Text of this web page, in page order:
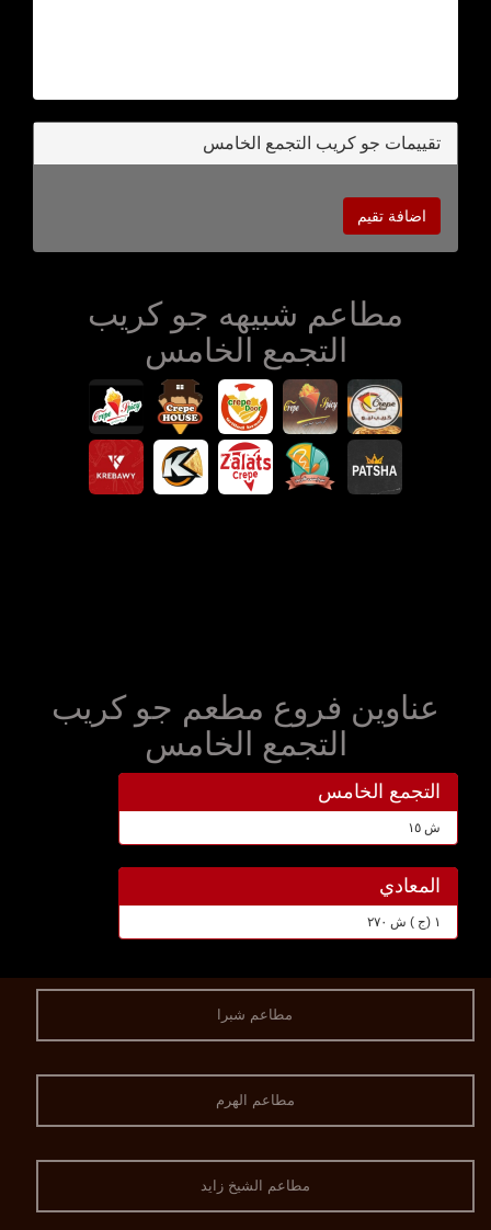
تقييمات جو كريب التجمع الخامس
اضافة تقيم
مطاعم شبيهه جو كريب
التجمع الخامس
عناوين فروع مطعم جو كريب
التجمع الخامس
التجمع الخامس
ش ١٥
المعادي
١ (ج ) ش ٢٧٠
مطاعم شبرا
مطاعم الهرم
مطاعم الشيخ زايد